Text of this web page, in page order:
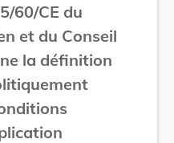
60/CE du
et du Conseil
la définition